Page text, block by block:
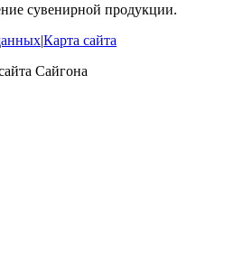
сувенирной продукции.
|Карта сайта
Сайгона